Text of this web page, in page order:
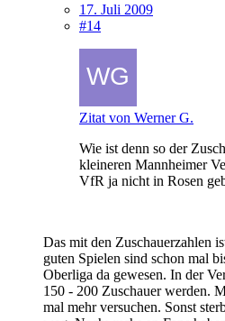
17. Juli 2009
#14
Zitat von Werner G.
Wie ist denn so der
kleineren Mannheimer
VfR ja nicht in Rosen
Das mit den Zuschauerzahlen
guten Spielen sind schon mal
Oberliga da gewesen. In der
150 - 200 Zuschauer werden.
mal mehr versuchen. Sonst